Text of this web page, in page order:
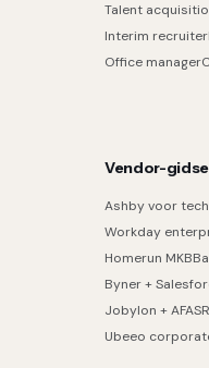
Talent
Interim recruiter
Office manager
Vendor-
Ashby voor tech
Workday
Homerun MKB
Byner +
Jobylon + AFAS
Ubeeo